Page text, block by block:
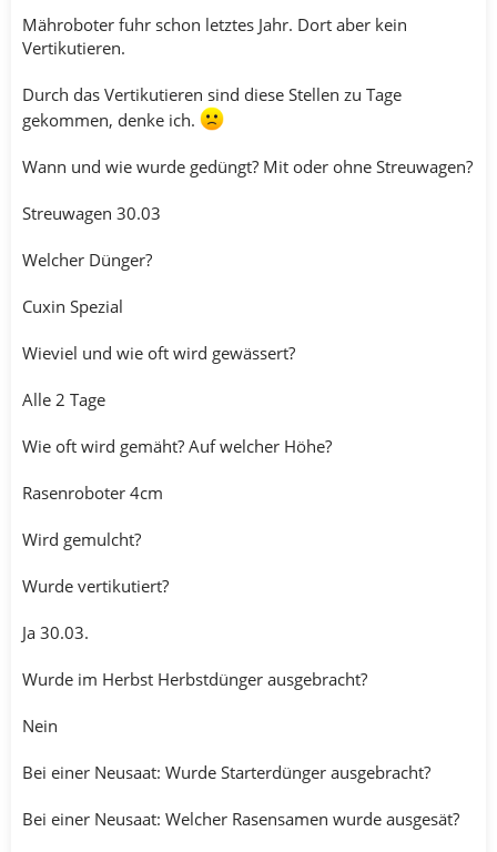
Mähroboter fuhr schon letztes Jahr. Dort aber kein
Vertikutieren.
Durch das Vertikutieren sind diese Stellen zu Tage
gekommen, denke ich.
Wann und wie wurde gedüngt? Mit oder ohne Streuwagen?
Streuwagen 30.03
Welcher Dünger?
Cuxin Spezial
Wieviel und wie oft wird gewässert?
Alle 2 Tage
Wie oft wird gemäht? Auf welcher Höhe?
Rasenroboter 4cm
Wird gemulcht?
Wurde vertikutiert?
Ja 30.03.
Wurde im Herbst Herbstdünger ausgebracht?
Nein
Bei einer Neusaat: Wurde Starterdünger ausgebracht?
Bei einer Neusaat: Welcher Rasensamen wurde ausgesät?